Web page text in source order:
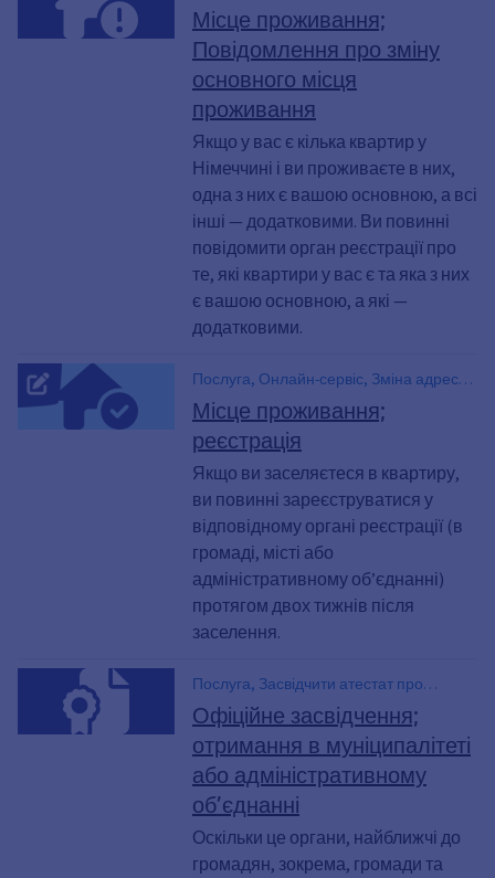
проживання, Основне житло,
повідомити, Звітність, Додаткове місце
проживання, Додаткові квартири,
переїхав, Переїзд, проживати,
Реєстрація місця проживання,
Реєстрація за місцем проживання,
Зміна місця проживання, повідомлення
про зміну адреси , Друге місце
проживання , Місце проживання, Зміна
адреси, Змінити адресу
Місце проживання;
Повідомлення про зміну
основного місця
проживання
Якщо у вас є кілька квартир у
Німеччині і ви проживаєте в них,
одна з них є вашою основною, а всі
інші — додатковими. Ви повинні
повідомити орган реєстрації про
те, які квартири у вас є та яка з них
є вашою основною, а які —
додатковими.
Послуга, Онлайн-сервіс, Зміна адреси,
Підтвердження реєстрації, Увійти,
Реєстрація в органах реєстрації,
Реєстрація у відділі реєстрації
населення, Реєстрація нової квартири,
Реєстрація за місцем проживання,
Баварський закон про реєстрацію,
зареєструватися в органах реєстрації,
Зареєструвати будиночок, заселитися,
Переїзд, Зареєструвати громаду,
Основне місце проживання, Закон
Баварії про реєстрацію місця
Баварії, Звітність, нова хата, нове місце
проживання, Обов’язок реєстрації,
Зміна реєстрації, Переїзд, Повідомити
про переїзд, Змінити місце
проживання, Реєстрація місця
проживання, Реєстрація за місцем
проживання, Змінити місце
проживання, Квартира, Зареєструвати
квартиру, Змінити реєстрацію за
Місце проживання;
реєстрація
Якщо ви заселяєтеся в квартиру,
ви повинні зареєструватися у
відповідному органі реєстрації (в
громаді, місті або
адміністративному об’єднанні)
протягом двох тижнів після
заселення.
Послуга, Засвідчити атестат про
закінчення школи, засвідчити офіційно,
офіційне засвідчення, офіційно
засвідчити, Засвідчити шкільний
табель, Завірити свідоцтво
Офіційне засвідчення;
отримання в муніципалітеті
або адміністративному
об’єднанні
Оскільки це органи, найближчі до
громадян, зокрема, громади та